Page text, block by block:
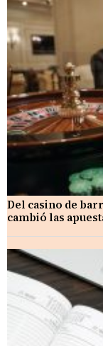
Del casino de
cambió las